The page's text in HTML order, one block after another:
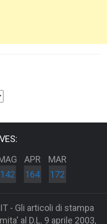
142
APR
164
MAR
172
- Gli articoli di stampa
al D.L. 9 aprile 2003,